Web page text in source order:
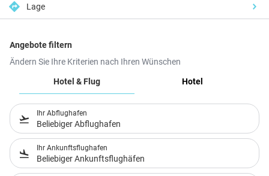
Lage
Angebote filtern
Ändern Sie Ihre Kriterien nach Ihren Wünschen
Hotel & Flug
Hotel
Ihr Abflughafen
Beliebiger Abflughafen
Ihr Ankunftsflughafen
Beliebiger Ankunftsflughäfen